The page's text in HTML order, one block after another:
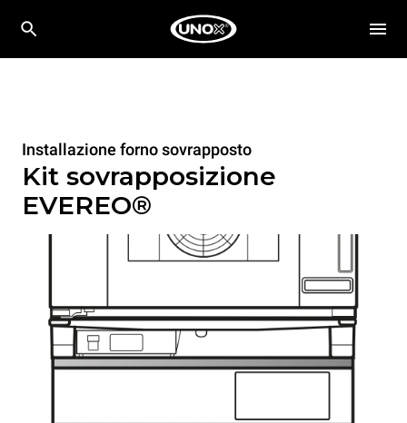
Installazione forno sovrapposto
Kit sovrapposizione
EVEREO®